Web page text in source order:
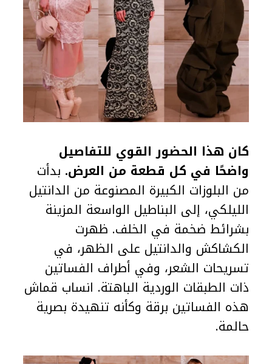
كان هذا الحضور القوي للتفاصيل
واضحًا في كل قطعة من العرض. بدأت
من البلوزات الكبيرة المصنوعة من الدانتيل
الليلكي، إلى البناطيل الواسعة المزينة
بشرائط ضخمة في الخلف. ظهرت
الكشاكش والدانتيل على الظهر، في
تسريحات الشعر، وفي أطراف الفساتين
ذات الطبقات الوردية الباهتة. انساب قماش
هذه الفساتين برقة وكأنه تنهيدة بصرية
حالمة.